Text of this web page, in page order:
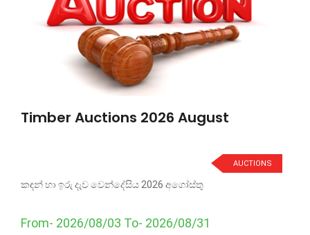
Timber Auctions 2026 August
AUCTIONS
කඳන් හා ඉරු දැව වෙන්දේසිය 2026 අගෝස්තු
From- 2026/08/03 To- 2026/08/31